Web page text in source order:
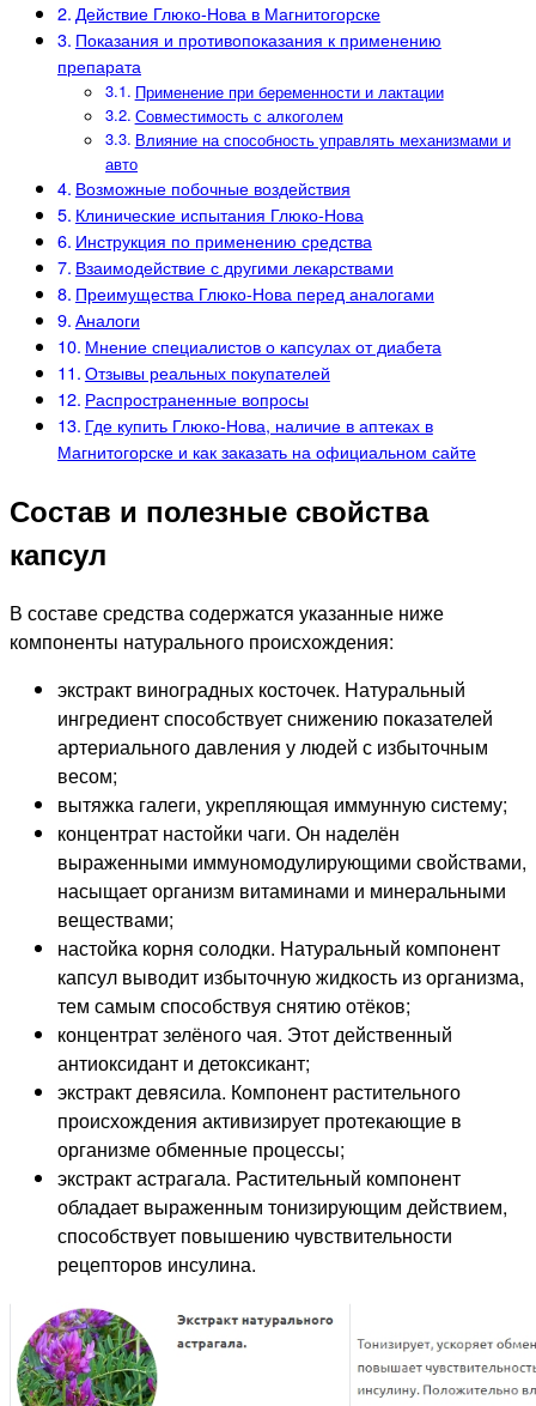
Действие Глюко-Нова в Магнитогорске
Показания и противопоказания к применению
препарата
Применение при беременности и лактации
Совместимость с алкоголем
Влияние на способность управлять механизмами и
авто
Возможные побочные воздействия
Клинические испытания Глюко-Нова
Инструкция по применению средства
Взаимодействие с другими лекарствами
Преимущества Глюко-Нова перед аналогами
Аналоги
Мнение специалистов о капсулах от диабета
Отзывы реальных покупателей
Распространенные вопросы
Где купить Глюко-Нова, наличие в аптеках в
Магнитогорске и как заказать на официальном сайте
Состав и полезные свойства
капсул
В составе средства содержатся указанные ниже
компоненты натурального происхождения:
экстракт виноградных косточек. Натуральный
ингредиент способствует снижению показателей
артериального давления у людей с избыточным
весом;
вытяжка галеги, укрепляющая иммунную систему;
концентрат настойки чаги. Он наделён
выраженными иммуномодулирующими свойствами,
насыщает организм витаминами и минеральными
веществами;
настойка корня солодки. Натуральный компонент
капсул выводит избыточную жидкость из организма,
тем самым способствуя снятию отёков;
концентрат зелёного чая. Этот действенный
антиоксидант и детоксикант;
экстракт девясила. Компонент растительного
происхождения активизирует протекающие в
организме обменные процессы;
экстракт астрагала. Растительный компонент
обладает выраженным тонизирующим действием,
способствует повышению чувствительности
рецепторов инсулина.